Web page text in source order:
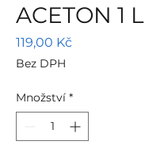
ACETON 1 L
119,00 Kč
Bez DPH
Množství *